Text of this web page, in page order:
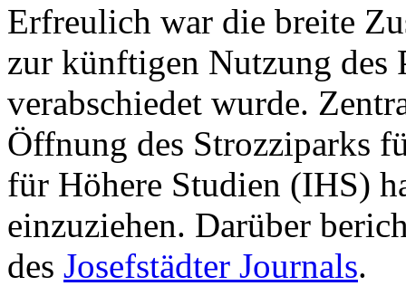
Erfreulich war die breite
zur künftigen Nutzung des
verabschiedet wurde.
Öffnung des Strozziparks
für Höhere Studien (IHS)
einzuziehen. Darüber
des Josefstädter Journals.